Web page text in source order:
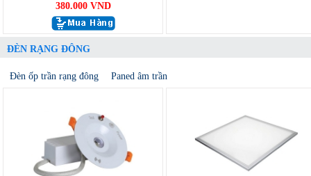
380.000 VND
ĐÈN RẠNG ĐÔNG
Đèn ốp trần rạng đông Paned âm trần